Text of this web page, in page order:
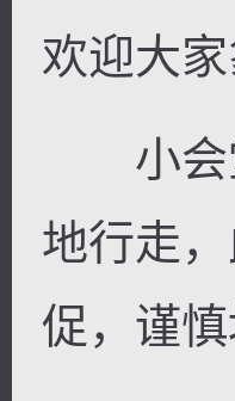
欢迎大
小会堂
地行走
促，谨